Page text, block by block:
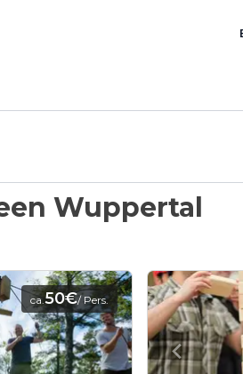
Wuppertal
ca.50€/ Pers.